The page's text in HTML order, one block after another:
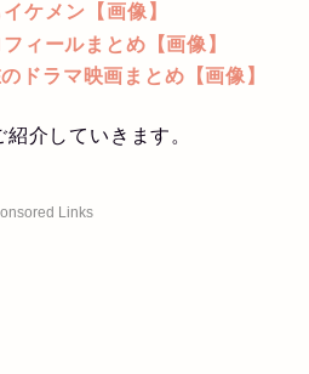
ケメン【画像】
ィールまとめ【画像】
ドラマ映画まとめ【画像】
介していきます。
Links